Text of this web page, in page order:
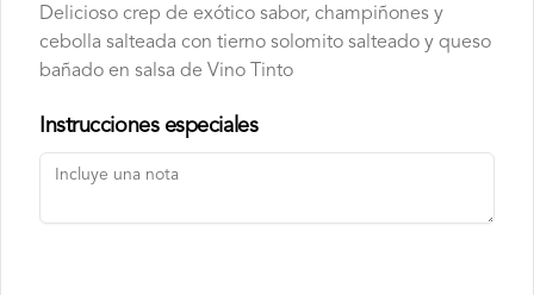
Instagram
Facebook
Iniciar sesión
Delicioso crep de exótico sabor, champiñones y
cebolla salteada con tierno solomito salteado y queso
bañado en salsa de Vino Tinto
Instrucciones especiales